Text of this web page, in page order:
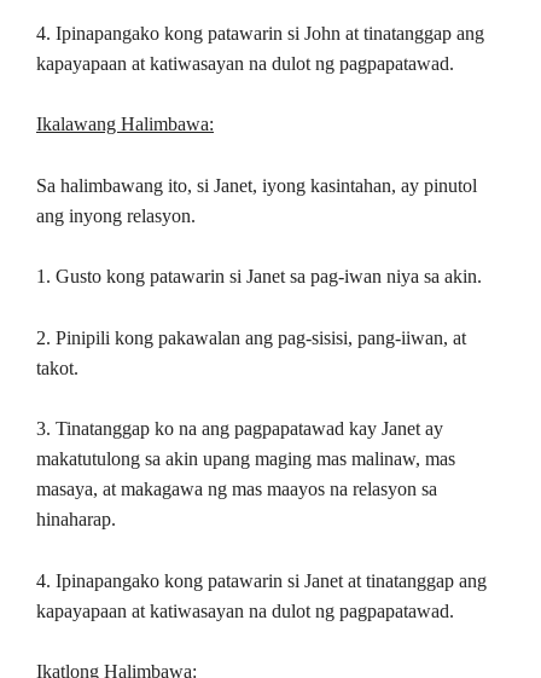
4. Ipinapangako kong patawarin si John at tinatanggap ang
kapayapaan at katiwasayan na dulot ng pagpapatawad.
Ikalawang Halimbawa:
Sa halimbawang ito, si Janet, iyong kasintahan, ay pinutol
ang inyong relasyon.
1. Gusto kong patawarin si Janet sa pag-iwan niya sa akin.
2. Pinipili kong pakawalan ang pag-sisisi, pang-iiwan, at
takot.
3. Tinatanggap ko na ang pagpapatawad kay Janet ay
makatutulong sa akin upang maging mas malinaw, mas
masaya, at makagawa ng mas maayos na relasyon sa
hinaharap.
4. Ipinapangako kong patawarin si Janet at tinatanggap ang
kapayapaan at katiwasayan na dulot ng pagpapatawad.
Ikatlong Halimbawa: